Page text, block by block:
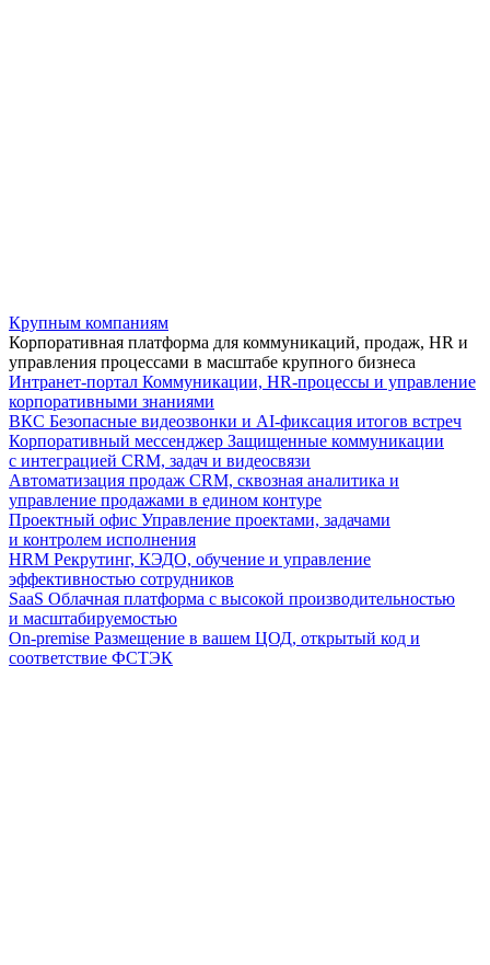
Крупным компаниям
Корпоративная платформа для коммуникаций, продаж, HR и
управления процессами в масштабе крупного бизнеса
Интранет-портал Коммуникации, HR-процессы и управление
корпоративными знаниями
ВКС Безопасные видеозвонки и AI-фиксация итогов встреч
Корпоративный мессенджер Защищенные коммуникации
с интеграцией CRM, задач и видеосвязи
Автоматизация продаж CRM, сквозная аналитика и
управление продажами в едином контуре
Проектный офис Управление проектами, задачами
и контролем исполнения
HRM Рекрутинг, КЭДО, обучение и управление
эффективностью сотрудников
SaaS Облачная платформа с высокой производительностью
и масштабируемостью
On-premise Размещение в вашем ЦОД, открытый код и
соответствие ФСТЭК